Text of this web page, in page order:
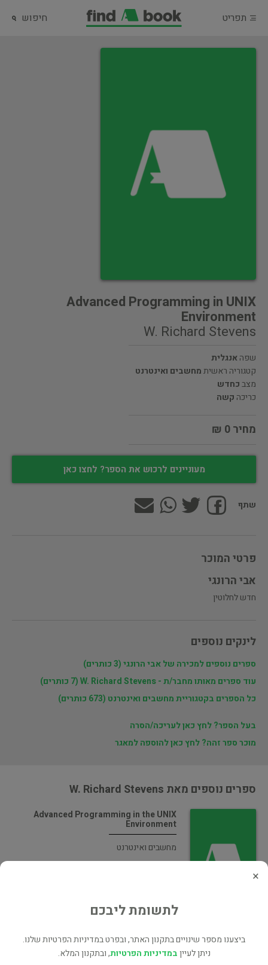
תפריט חיפוש
Advanced Programming in UNIX
Environment
W. Richard Stevens
שפהאנגלית
קטגוריה ראשיתמחשבים ואינטרנט
מצבכחדש
כריכה קשה
מחיר 0 ₪
מעוניינים לרכוש את הספר? לחצו כאן
שתף
פרטי המוכר
אבי הרונגי
חדש לחלוטין
לינקים נוספים
ספרים נוספים למכירה של אבי הרונגי (3 כותרים)
עוד ספרים מאותו מחבר/ת - W. Richard Stevens (7 כותרים)
כל הספרים בקטגוריית מחשבים ואינטרנט (673 כותרים)
בעל הספר? לחץ כאן לעריכה/הסרה
מוכר ספר זהה? לחץ כאן להוספה למאגר
ספרים נוספים מאת W. Richard Stevens
Advanced Programming in the UNIX
Environment
מחשבים ואינטרנט
Environment
מחשבים ואינטרנט
×
לתשומת ליבכם
ביצענו מספר שינויים בתקנון האתר, ובפרט במדיניות הפרטיות שלנו.
ניתן לעייןבמדיניות הפרטיות, ובתקנון המלא.